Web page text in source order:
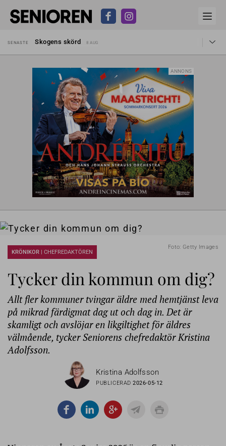
SENASTE
Skogens skörd
8 AUG
Kravet: Nu måste 65-årsgränsen bort
30 JUL
Dom öppnar för rätt till garantipension
30 JUL
Snart kan telefonförsäljning förbjudas i Sverige
Hyror rusar ifrån äldres bostadstillägg
28 JUL
Skogens skörd 8 AUG
ANNONS
Foto: Getty Images
KRÖNIKOR | CHEFREDAKTÖREN
Tycker din kommun om dig?
Allt fler kommuner tvingar äldre med hemtjänst leva
på mikrad färdigmat dag ut och dag in. Det är
skamligt och avslöjar en likgiltighet för äldres
välmående, tycker Seniorens chefredaktör Kristina
Adolfsson.
Kristina Adolfsson
PUBLICERAD2026-05-12